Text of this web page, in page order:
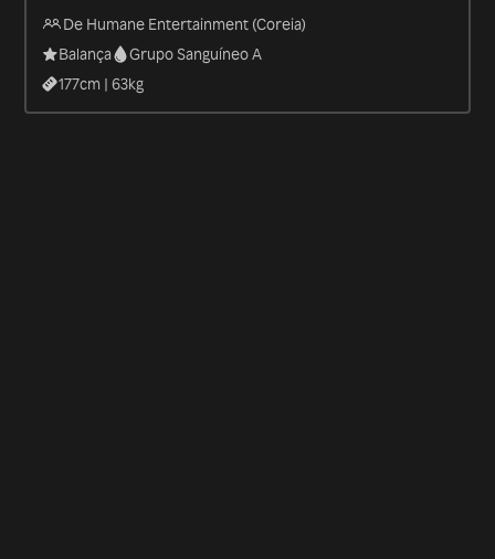
De Humane Entertainment (Coreia)
Balança
Grupo Sanguíneo A
177cm |63kg